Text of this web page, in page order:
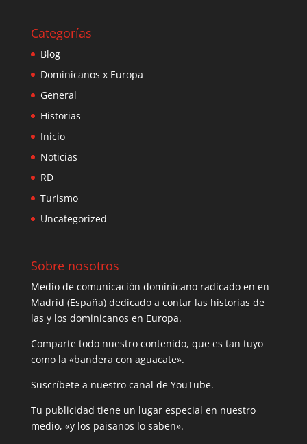
Categorías
Blog
Dominicanos x Europa
General
Historias
Inicio
Noticias
RD
Turismo
Uncategorized
Sobre nosotros
Medio de comunicación dominicano radicado en en
Madrid (España) dedicado a contar las historias de
las y los dominicanos en Europa.
Comparte todo nuestro contenido, que es tan tuyo
como la «bandera con aguacate».
Suscríbete a nuestro canal de YouTube.
Tu publicidad tiene un lugar especial en nuestro
medio, «y los paisanos lo saben».